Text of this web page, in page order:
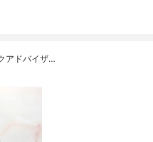
アドバイザ…